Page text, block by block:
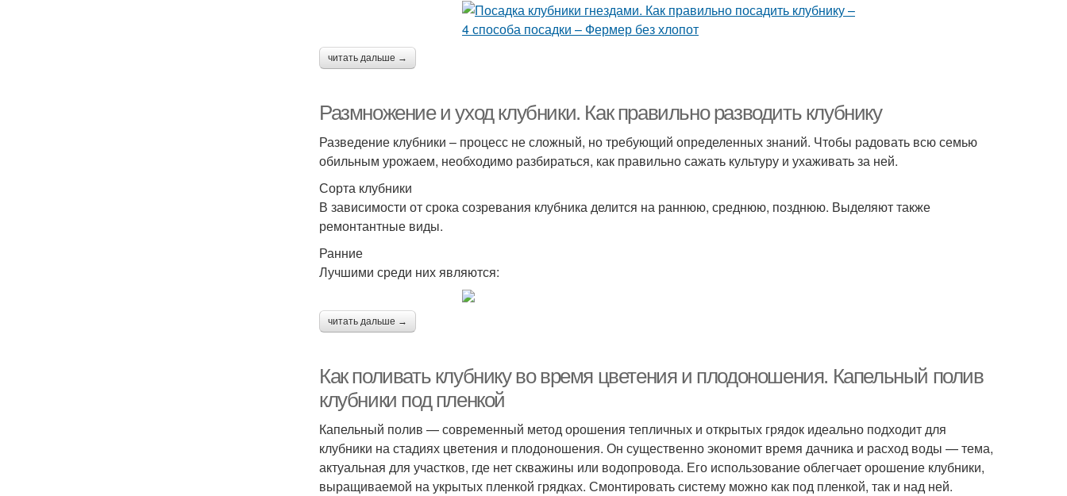
читать дальше →
Размножение и уход клубники. Как правильно разводить клубнику
Разведение клубники – процесс не сложный, но требующий определенных знаний. Чтобы радовать всю семью
обильным урожаем, необходимо разбираться, как правильно сажать культуру и ухаживать за ней.
Сорта клубники
В зависимости от срока созревания клубника делится на раннюю, среднюю, позднюю. Выделяют также
ремонтантные виды.
Ранние
Лучшими среди них являются:
читать дальше →
Как поливать клубнику во время цветения и плодоношения. Капельный полив
клубники под пленкой
Капельный полив — современный метод орошения тепличных и открытых грядок идеально подходит для
клубники на стадиях цветения и плодоношения. Он существенно экономит время дачника и расход воды — тема,
актуальная для участков, где нет скважины или водопровода. Его использование облегчает орошение клубники,
выращиваемой на укрытых пленкой грядках. Смонтировать систему можно как под пленкой, так и над ней.